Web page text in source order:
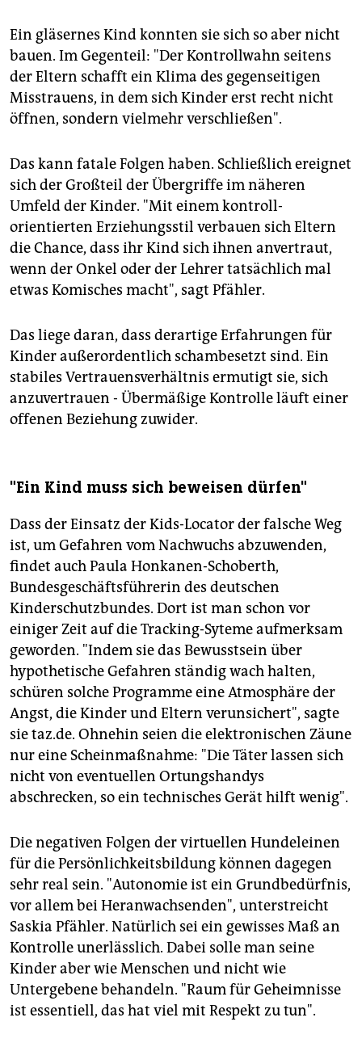
Ein gläsernes Kind konnten sie sich so aber nicht
bauen. Im Gegenteil: "Der Kontrollwahn seitens
der Eltern schafft ein Klima des gegenseitigen
Misstrauens, in dem sich Kinder erst recht nicht
öffnen, sondern vielmehr verschließen".
Das kann fatale Folgen haben. Schließlich ereignet
sich der Großteil der Übergriffe im näheren
Umfeld der Kinder. "Mit einem kontroll-
orientierten Erziehungsstil verbauen sich Eltern
die Chance, dass ihr Kind sich ihnen anvertraut,
wenn der Onkel oder der Lehrer tatsächlich mal
etwas Komisches macht", sagt Pfähler.
Das liege daran, dass derartige Erfahrungen für
Kinder außerordentlich schambesetzt sind. Ein
stabiles Vertrauensverhältnis ermutigt sie, sich
anzuvertrauen - Übermäßige Kontrolle läuft einer
offenen Beziehung zuwider.
"Ein Kind muss sich beweisen dürfen"
Dass der Einsatz der Kids-Locator der falsche Weg
ist, um Gefahren vom Nachwuchs abzuwenden,
findet auch Paula Honkanen-Schoberth,
Bundesgeschäftsführerin des deutschen
Kinderschutzbundes. Dort ist man schon vor
einiger Zeit auf die Tracking-Syteme aufmerksam
geworden. "Indem sie das Bewusstsein über
hypothetische Gefahren ständig wach halten,
schüren solche Programme eine Atmosphäre der
Angst, die Kinder und Eltern verunsichert", sagte
sie taz.de. Ohnehin seien die elektronischen Zäune
nur eine Scheinmaßnahme: "Die Täter lassen sich
nicht von eventuellen Ortungshandys
abschrecken, so ein technisches Gerät hilft wenig".
Die negativen Folgen der virtuellen Hundeleinen
für die Persönlichkeitsbildung können dagegen
sehr real sein. "Autonomie ist ein Grundbedürfnis,
vor allem bei Heranwachsenden", unterstreicht
Saskia Pfähler. Natürlich sei ein gewisses Maß an
Kontrolle unerlässlich. Dabei solle man seine
Kinder aber wie Menschen und nicht wie
Untergebene behandeln. "Raum für Geheimnisse
ist essentiell, das hat viel mit Respekt zu tun".